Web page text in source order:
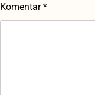
Komentar*